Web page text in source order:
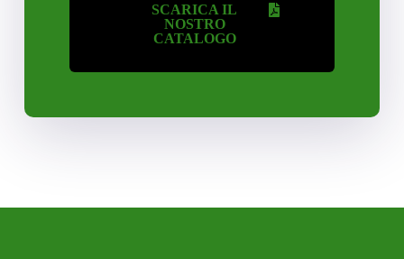
SCARICA IL
NOSTRO
CATALOGO